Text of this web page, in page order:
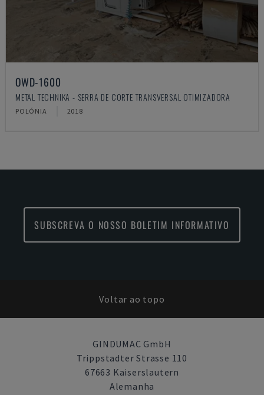
OWD-1600
METAL TECHNIKA - SERRA DE CORTE TRANSVERSAL OTIMIZADORA
POLÓNIA 2018
SUBSCREVA O NOSSO BOLETIM INFORMATIVO
Voltar ao topo
GINDUMAC GmbH
Trippstadter Strasse 110
67663 Kaiserslautern
Alemanha